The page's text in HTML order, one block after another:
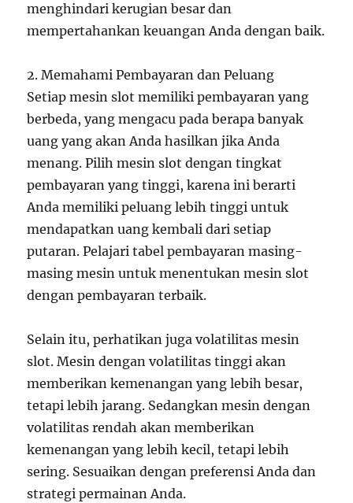
menghindari kerugian besar dan
mempertahankan keuangan Anda dengan baik.
2. Memahami Pembayaran dan Peluang
Setiap mesin slot memiliki pembayaran yang
berbeda, yang mengacu pada berapa banyak
uang yang akan Anda hasilkan jika Anda
menang. Pilih mesin slot dengan tingkat
pembayaran yang tinggi, karena ini berarti
Anda memiliki peluang lebih tinggi untuk
mendapatkan uang kembali dari setiap
putaran. Pelajari tabel pembayaran masing-
masing mesin untuk menentukan mesin slot
dengan pembayaran terbaik.
Selain itu, perhatikan juga volatilitas mesin
slot. Mesin dengan volatilitas tinggi akan
memberikan kemenangan yang lebih besar,
tetapi lebih jarang. Sedangkan mesin dengan
volatilitas rendah akan memberikan
kemenangan yang lebih kecil, tetapi lebih
sering. Sesuaikan dengan preferensi Anda dan
strategi permainan Anda.